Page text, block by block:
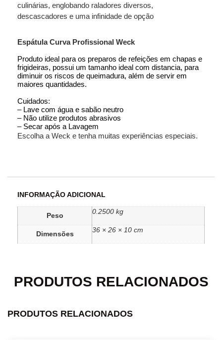
culinárias, englobando raladores diversos,
descascadores e uma infinidade de opção
Espátula Curva Profissional Weck
Produto ideal para os preparos de refeições em chapas e
frigideiras, possui um tamanho ideal com distancia, para
diminuir os riscos de queimadura, além de servir em
maiores quantidades.
Cuidados:
– Lave com água e sabão neutro
– Não utilize produtos abrasivos
– Secar após a Lavagem
Escolha a Weck e tenha muitas experiências especiais.
INFORMAÇÃO ADICIONAL
Peso
0.2500 kg
Dimensões
36 × 26 × 10 cm
PRODUTOS RELACIONADOS
PRODUTOS RELACIONADOS